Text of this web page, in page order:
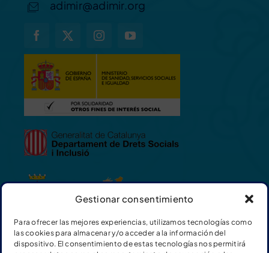
Gestionar consentimiento
Para ofrecer las mejores experiencias, utilizamos tecnologías como
las cookies para almacenar y/o acceder a la información del
dispositivo. El consentimiento de estas tecnologías nos permitirá
adimir@adimir.org